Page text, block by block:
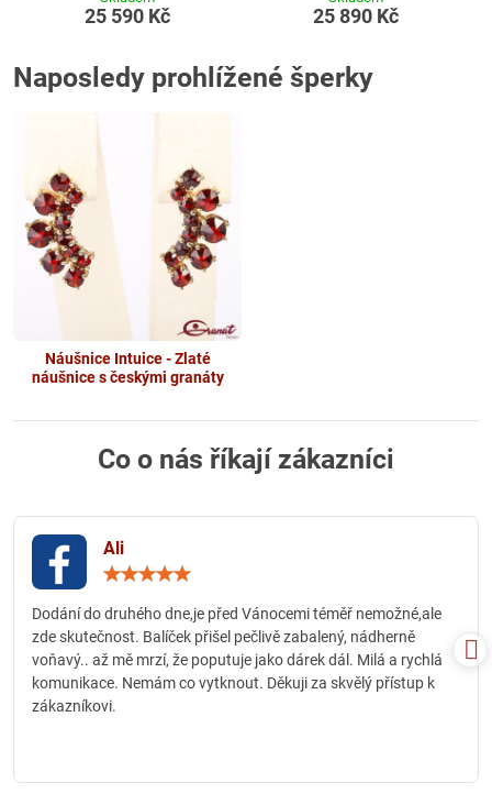
25 590 Kč 25 890 Kč
Naposledy prohlížené šperky
Náušnice Intuice - Zlaté
náušnice s českými granáty
Co o nás říkají zákazníci
Ali
5
Dodání do druhého dne,je před Vánocemi téměř nemožné,ale
zde skutečnost. Balíček přišel pečlivě zabalený, nádherně
voňavý.. až mě mrzí, že poputuje jako dárek dál. Milá a rychlá
komunikace. Nemám co vytknout. Děkuji za skvělý přístup k
zákazníkovi.